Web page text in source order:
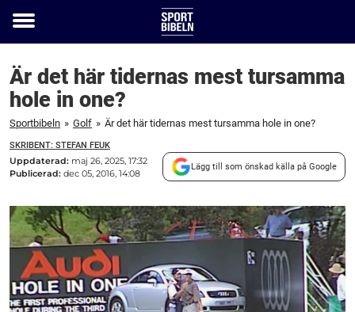
Toggle
Är det här tidernas mest tursamma
hole in one?
Sportbibeln » Golf » Är det här tidernas mest tursamma hole in one?
SKRIBENT: STEFAN FEUK
Uppdaterad: maj 26, 2025, 17:32
Publicerad: dec 05, 2016, 14:08
Lägg till som önskad källa på Google